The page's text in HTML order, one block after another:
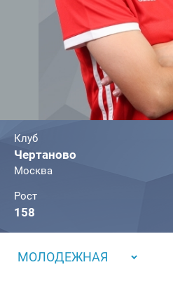
Клуб
Чертаново
Москва
Рост
158
МОЛОДЕЖНАЯ